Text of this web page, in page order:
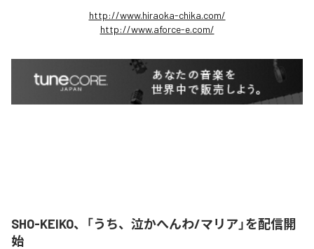
http://www.hiraoka-chika.com/
http://www.aforce-e.com/
SHO-KEIKO、「うち、泣かへんわ/マリア」を配信開
始